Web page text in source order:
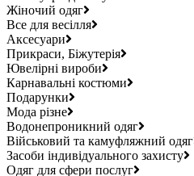
Жіночий одяг
Все для весілля
Аксесуари
Прикраси, Біжутерія
Ювелірні вироби
Карнавальні костюми
Подарунки
Мода різне
Водонепроникний одяг
Військовий та камуфляжний одяг
Засоби індивідуального захисту
Одяг для сфери послуг